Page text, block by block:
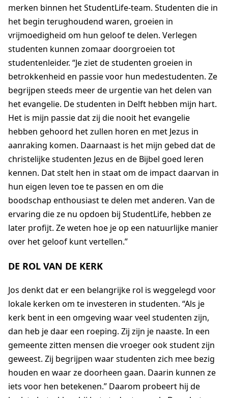
merken binnen hetStudentLife-team. Studenten die in
het begin terughoudend waren, groeien in
vrijmoedigheid om hun geloof te delen. Verlegen
studenten kunnen zomaar doorgroeien tot
studentenleider. “Je ziet de studenten groeien in
betrokkenheid en passie voor hun medestudenten. Ze
begrijpen steeds meer de urgentie van het delen van
het evangelie. De studenten in Delft hebben mijn hart.
Het is mijn passie datzij die nooit het evangelie
hebben gehoord het zullen horen en met Jezus in
aanraking komen. Daarnaast is het mijn gebed dat de
christelijke studenten Jezus en de Bijbel goed leren
kennen. Dat stelt hen in staat om de impact daarvan in
hun eigen leven toe te passen en om die
boodschap enthousiastte delen met anderen. Van de
ervaring die ze nu opdoen bij StudentLife, hebben ze
later profijt. Zeweten hoe je op een natuurlijke manier
over het geloof kunt vertellen.”
DE ROL VAN DE KERK
Jos denkt dat ereen belangrijke rol is weggelegd voor
lokale kerken om te investeren in studenten. “Als je
kerk bent in een omgeving waar veel studenten zijn,
dan heb je daar een roeping. Zij zijn je naaste. In een
gemeente zitten mensen die vroeger ook student zijn
geweest. Zij begrijpen waar studenten zich mee bezig
houden en waar ze doorheen gaan. Daarin kunnen ze
iets voor hen betekenen.” Daarom probeert hij de